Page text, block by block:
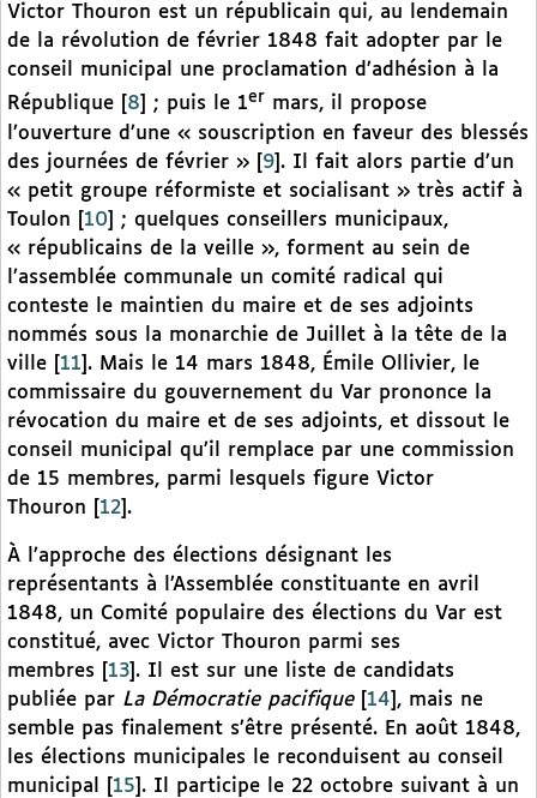
Victor Thouron est un républicain qui, au lendemain
de la révolution de février 1848 fait adopter par le
conseil municipal une proclamation d’adhésion à la
République
8 ; puis le 1er mars, il propose
l’ouverture d’une « souscription en faveur des blessés
des journées de février »
9 . Il fait alors partie d’un
« petit groupe réformiste et socialisant » très actif à
Toulon
10
; quelques conseillers municipaux,
« républicains de la veille », forment au sein de
l’assemblée communale un comité radical qui
conteste le maintien du maire et de ses adjoints
nommés sous la monarchie de Juillet à la tête de la
ville
11 . Mais le 14 mars 1848, Émile Ollivier, le
commissaire du gouvernement du Var prononce la
révocation du maire et de ses adjoints, et dissout le
conseil municipal qu’il remplace par une commission
de 15 membres, parmi lesquels figure Victor
Thouron
12 .
À l’approche des élections désignant les
représentants à l’Assemblée constituante en avril
1848, un Comité populaire des élections du Var est
constitué, avec Victor Thouron parmi ses
membres
13 . Il est sur une liste de candidats
publiée par La Démocratie pacifique[ 14 , mais ne
semble pas finalement s’être présenté. En août 1848,
les élections municipales le reconduisent au conseil
municipal
15 . Il participe le 22 octobre suivant à un